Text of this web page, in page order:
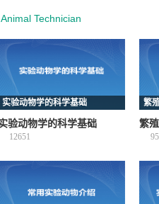
Technician
实验动物学的科学基础
验动物学的科学基础
12651
繁
繁